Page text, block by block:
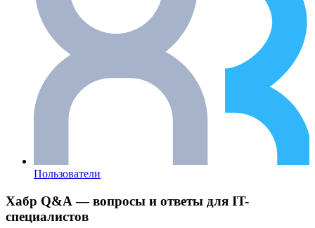
Пользователи
Хабр Q&A — вопросы и ответы для IT-
специалистов